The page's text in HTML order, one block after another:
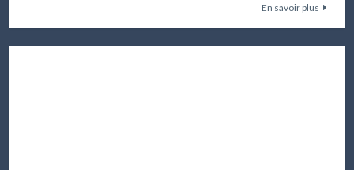
En savoir plus